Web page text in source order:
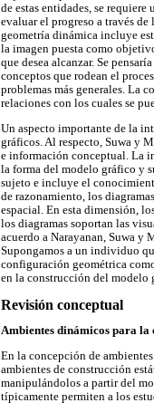
de estas entidades, se
evaluar el progreso a través
geometría dinámica incluye
la imagen puesta como
que desea alcanzar. Se
conceptos que rodean el
problemas más generales. La
relaciones con los cuales se
Un aspecto importante de la
gráficos. Al respecto, Suwa y
e información conceptual. La
la forma del modelo gráfico y
sujeto e incluye el
de razonamiento, los
espacial. En esta dimensión,
los diagramas soportan las
acuerdo a Narayanan, Suwa y
Supongamos a un individuo
configuración geométrica
en la construcción del modelo
Revisión conceptual
Ambientes dinámicos para la
En la concepción de
ambientes de construcción
manipulándolos a partir del
típicamente permiten a los